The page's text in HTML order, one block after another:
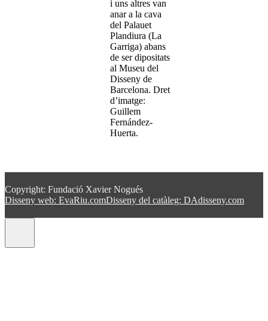
i uns altres van
anar a la cava
del Palauet
Plandiura (La
Garriga) abans
de ser dipositats
al Museu del
Disseny de
Barcelona. Dret
d’imatge:
Guillem
Fernández-
Huerta.
Copyright: Fundació Xavier Nogués
Disseny web: EvaRiu.comDisseny del catàleg: DAdisseny.com